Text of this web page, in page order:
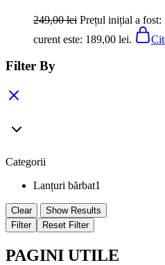
249,00lei Prețul inițial a fost:
curent este: 189,00 lei.
Filter By
Categorii
Lanțuri bărbat1
Clear
Show Results
Filter
Reset Filter
PAGINI UTILE